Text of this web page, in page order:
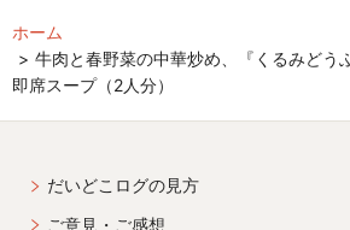
ホーム
牛肉と春野菜の中華炒め、『くるみどう
即席スープ（2人分）
だいどこログの見方
ご意見・ご感想